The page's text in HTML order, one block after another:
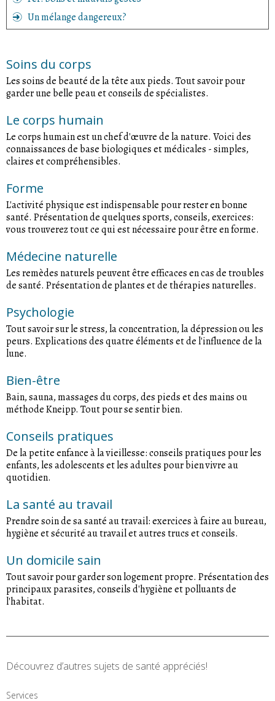
Un mélange dangereux?
Soins du corps
Les soins de beauté de la tête aux pieds. Tout savoir pour
garder une belle peau et conseils de spécialistes.
Le corps humain
Le corps humain est un chef d'œuvre de la nature. Voici des
connaissances de base biologiques et médicales - simples,
claires et compréhensibles.
Forme
L'activité physique est indispensable pour rester en bonne
santé. Présentation de quelques sports, conseils, exercices:
vous trouverez tout ce qui est nécessaire pour être en forme.
Médecine naturelle
Les remèdes naturels peuvent être efficaces en cas de troubles
de santé. Présentation de plantes et de thérapies naturelles.
Psychologie
Tout savoir sur le stress, la concentration, la dépression ou les
peurs. Explications des quatre éléments et de l'influence de la
lune.
Bien-être
Bain, sauna, massages du corps, des pieds et des mains ou
méthode Kneipp. Tout pour se sentir bien.
Conseils pratiques
De la petite enfance à la vieillesse: conseils pratiques pour les
enfants, les adolescents et les adultes pour bien vivre au
quotidien.
La santé au travail
Prendre soin de sa santé au travail: exercices à faire au bureau,
hygiène et sécurité au travail et autres trucs et conseils.
Un domicile sain
Tout savoir pour garder son logement propre. Présentation des
principaux parasites, conseils d'hygiène et polluants de
l'habitat.
Découvrez d’autres sujets de santé appréciés!
Services